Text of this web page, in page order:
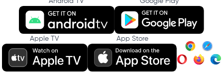
Apple TV App Store